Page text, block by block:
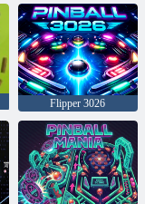
Flipper 3026